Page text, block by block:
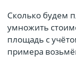
Сколько будем
умножить
площадь с
примера